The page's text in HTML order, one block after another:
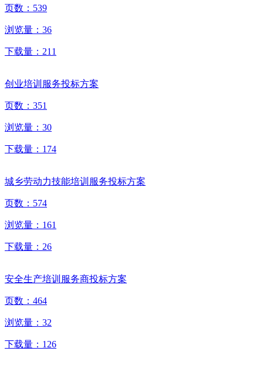
页数： 539
浏览量： 36
下载量： 211
创业培训服务投标方案
页数： 351
浏览量： 30
下载量： 174
城乡劳动力技能培训服务投标方案
页数： 574
浏览量： 161
下载量： 26
安全生产培训服务商投标方案
页数： 464
浏览量： 32
下载量： 126